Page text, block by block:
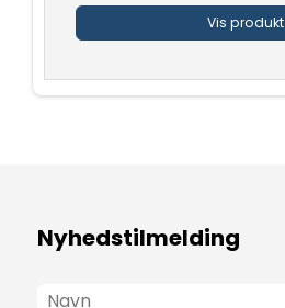
Vis produkt
Nyhedstilmelding